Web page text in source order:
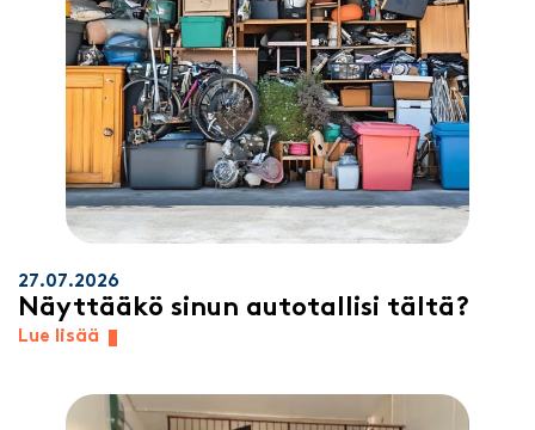
27.07.2026
Näyttääkö sinun autotallisi tältä?
Lue lisää